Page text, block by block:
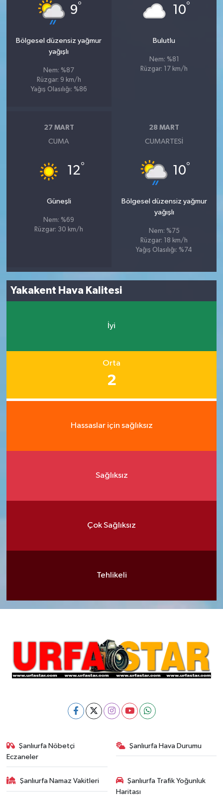
9°
Bölgesel düzensiz yağmur
yağışlı
Nem: %87
Rüzgar: 9 km/h
Yağış Olasılığı: %86
10°
Bulutlu
Nem: %81
Rüzgar: 17 km/h
27 MART
CUMA
12°
Güneşli
Nem: %69
Rüzgar: 30 km/h
28 MART
CUMARTESI
10°
Bölgesel düzensiz yağmur
yağışlı
Nem: %75
Rüzgar: 18 km/h
Yağış Olasılığı: %74
Yakakent Hava Kalitesi
İyi
Orta
2
Hassaslar için sağlıksız
Sağlıksız
Çok Sağlıksız
Tehlikeli
Şanlıurfa Nöbetçi
Eczaneler
Şanlıurfa Hava Durumu
Şanlıurfa Namaz Vakitleri
Şanlıurfa Trafik Yoğunluk
Haritası